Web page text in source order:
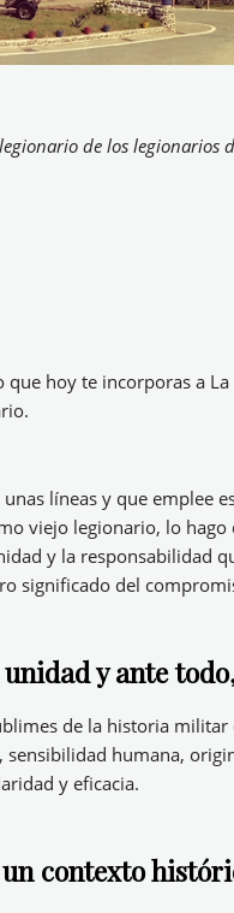
de los legionarios
hoy te incorporas a
líneas y que emplee
viejo legionario, lo
y la responsabilidad
significado del
y ante
de la historia
humana,
y eficacia.
contexto